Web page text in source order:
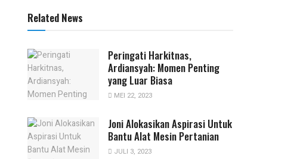
Related News
Peringati Harkitnas,
Ardiansyah: Momen Penting
yang Luar Biasa
MEI 22, 2023
Joni Alokasikan Aspirasi Untuk
Bantu Alat Mesin Pertanian
JULI 3, 2023